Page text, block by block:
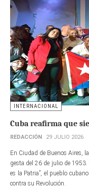
INTERNACIONAL
Cuba reafirma que
REDACCIÓN 29 JULIO 2026
En Ciudad de Buenos Aires,
gesta del 26 de julio de
es la Patria”, el pueblo
contra su Revolución.